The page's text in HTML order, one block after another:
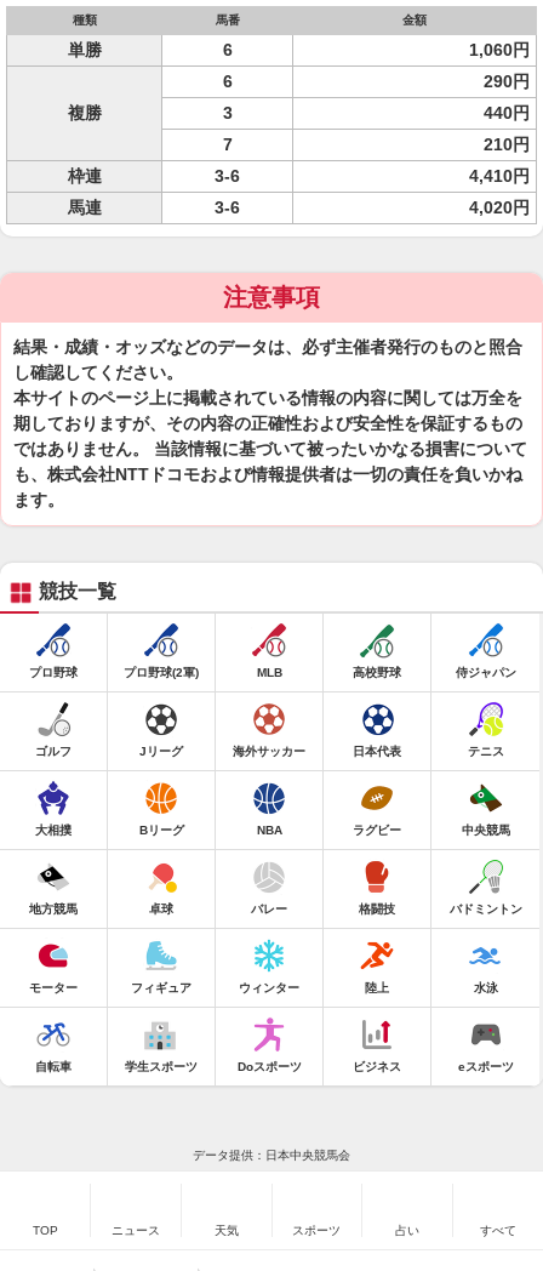
種類 馬番 金額
単勝 6 1,060円
複勝
6
290円
3
440円
7
210円
枠連
3-6
4,410円
馬連
3-6 4,020円
注意事項
結果・成績・オッズなどのデータは、必ず主催者発行のものと照合
し確認してください。
本サイトのページ上に掲載されている情報の内容に関しては万全を
期しておりますが、その内容の正確性および安全性を保証するもの
ではありません。 当該情報に基づいて被ったいかなる損害について
も、株式会社NTTドコモおよび情報提供者は一切の責任を負いかね
ます。
競技一覧
プロ野球 プロ野球(2軍) MLB 高校野球 侍ジャパン
ゴルフ Jリーグ 海外サッカー 日本代表 テニス
大相撲 Bリーグ NBA ラグビー 中央競馬
地方競馬 卓球 バレー 格闘技 バドミントン
モーター フィギュア ウィンター 陸上 水泳
自転車 学生スポーツ Doスポーツ ビジネス eスポーツ
データ提供：日本中央競馬会
TOP ニュース 天気 スポーツ 占い すべて